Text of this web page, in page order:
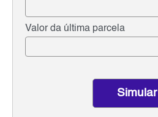
Valor da última parcela
Simular